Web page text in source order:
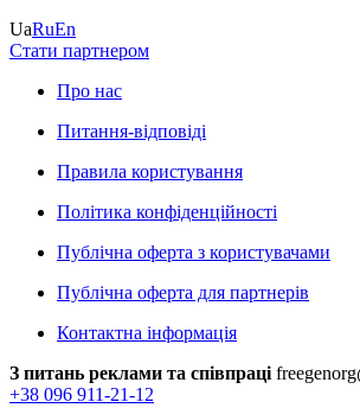
UaRuEn
Стати партнером
Про нас
Питання-відповіді
Правила користування
Політика конфіденційності
Публічна оферта з користувачами
Публічна оферта для партнерів
Контактна інформація
З питань реклами та співпраці
+38 096 911-21-12